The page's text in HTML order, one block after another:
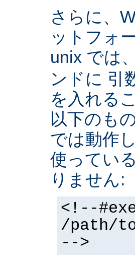
さらに、
ットフォ
unix では、
ンドに 引
を入れる
以下のも
では動作
使ってい
りません:
<!--
/path/
-->